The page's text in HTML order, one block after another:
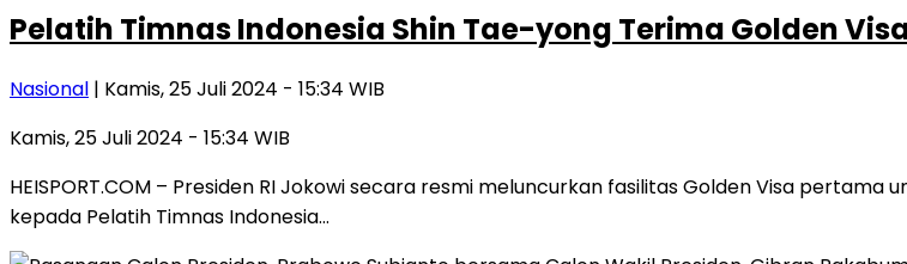
Pelatih Timnas Indonesia Shin Tae-yong Terima Golden
Nasional | Kamis, 25 Juli 2024 - 15:34 WIB
Kamis, 25 Juli 2024 - 15:34 WIB
HEISPORT.COM – Presiden RI Jokowi secara resmi meluncurkan fasilitas Golden Visa
kepada Pelatih Timnas Indonesia…